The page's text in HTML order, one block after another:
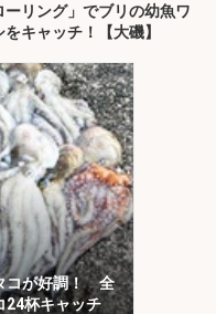
ーリング」でブリの幼魚ワ
をキャッチ！【大磯】
コが好調！ 全
24杯キャッチ